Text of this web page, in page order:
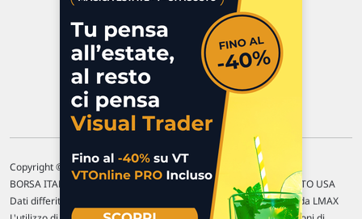
Commenti e segnalazioni
Contattaci
Copyright © 1996-2026 Traderlink Italia s.r.l.
BORSA ITALIANA Quotazioni di borsa differite di 15 min. / MERCATO USA
Dati differiti di 15 min. (fonte Intrinio) / FOREX Quotazioni fornite da LMAX